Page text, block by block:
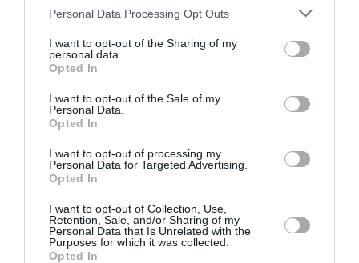
Personal Data Processing Opt Outs
I want to opt-out of the Sharing of my
personal data.
Opted In
I want to opt-out of the Sale of my
Personal Data.
Opted In
I want to opt-out of processing my
Personal Data for Targeted Advertising.
Opted In
I want to opt-out of Collection, Use,
Retention, Sale, and/or Sharing of my
Personal Data that Is Unrelated with the
Purposes for which it was collected.
Opted In
Pas si Coola commenté l'article :
19 h 23 sans escale : le Boeing 777F de National
Royal Air Maroc : capacité record pour l’été, mais les
prix des billets d’avion restent sous tension
air berlin air seychelles etihad airways